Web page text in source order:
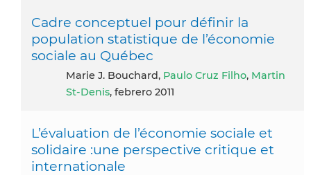
Cadre conceptuel pour définir la
population statistique de l’économie
sociale au Québec
Marie J. Bouchard, Paulo Cruz Filho, Martin
St-Denis, febrero 2011
L’évaluation de l’économie sociale et
solidaire :une perspective critique et
internationale